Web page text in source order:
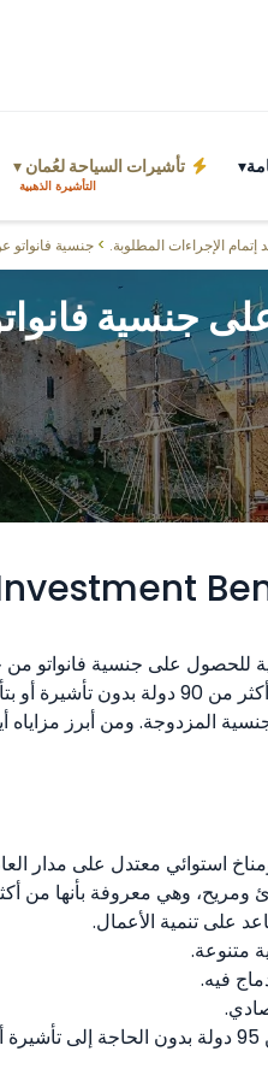
تأشيرات السياحة لعُمان
التأشيرة الذهبية
الإجراءات المطلوبة. > جنسية فانواتو
جنسية
على جنسية فانواتو من
محددة، ويمنحك إمكانية
ومن أبرز مزاياه أيضًا إمكانية ضم
استوائي معتدل على مدار
ومريح، وهي معروفة بأنها من
على تنمية الأعمال.
متنوعة.
فيه.